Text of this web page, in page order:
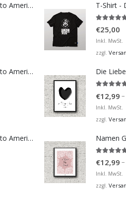
Bosna Take Me to America Navijačka Majica 3
Bosna Take Me to America Navijačka Majica 4
Bosna Take Me to America Navijačka Majica 2
€25,00
Inkl. MwSt.
zzgl.
Die Liebe
€12,99 –
Inkl. MwSt.
zzgl.
Namen
€12,99 –
Inkl. MwSt.
zzgl.